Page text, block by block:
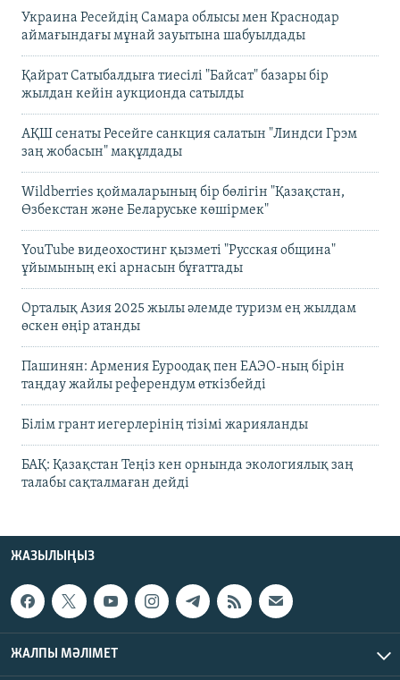
Украина Ресейдің Самара облысы мен Краснодар
аймағындағы мұнай зауытына шабуылдады
Қайрат Сатыбалдыға тиесілі "Байсат" базары бір
жылдан кейін аукционда сатылды
АҚШ сенаты Ресейге санкция салатын "Линдси Грэм
заң жобасын" мақұлдады
Wildberries қоймаларының бір бөлігін "Қазақстан,
Өзбекстан және Беларуське көшірмек"
YouTube видеохостинг қызметі "Русская община"
ұйымының екі арнасын бұғаттады
Орталық Азия 2025 жылы әлемде туризм ең жылдам
өскен өңір атанды
Пашинян: Армения Еуроодақ пен ЕАЭО-ның бірін
таңдау жайлы референдум өткізбейді
Білім грант иегерлерінің тізімі жарияланды
БАҚ: Қазақстан Теңіз кен орнында экологиялық заң
талабы сақталмаған дейді
ЖАЗЫЛЫҢЫЗ
ЖАЛПЫ МӘЛІМЕТ